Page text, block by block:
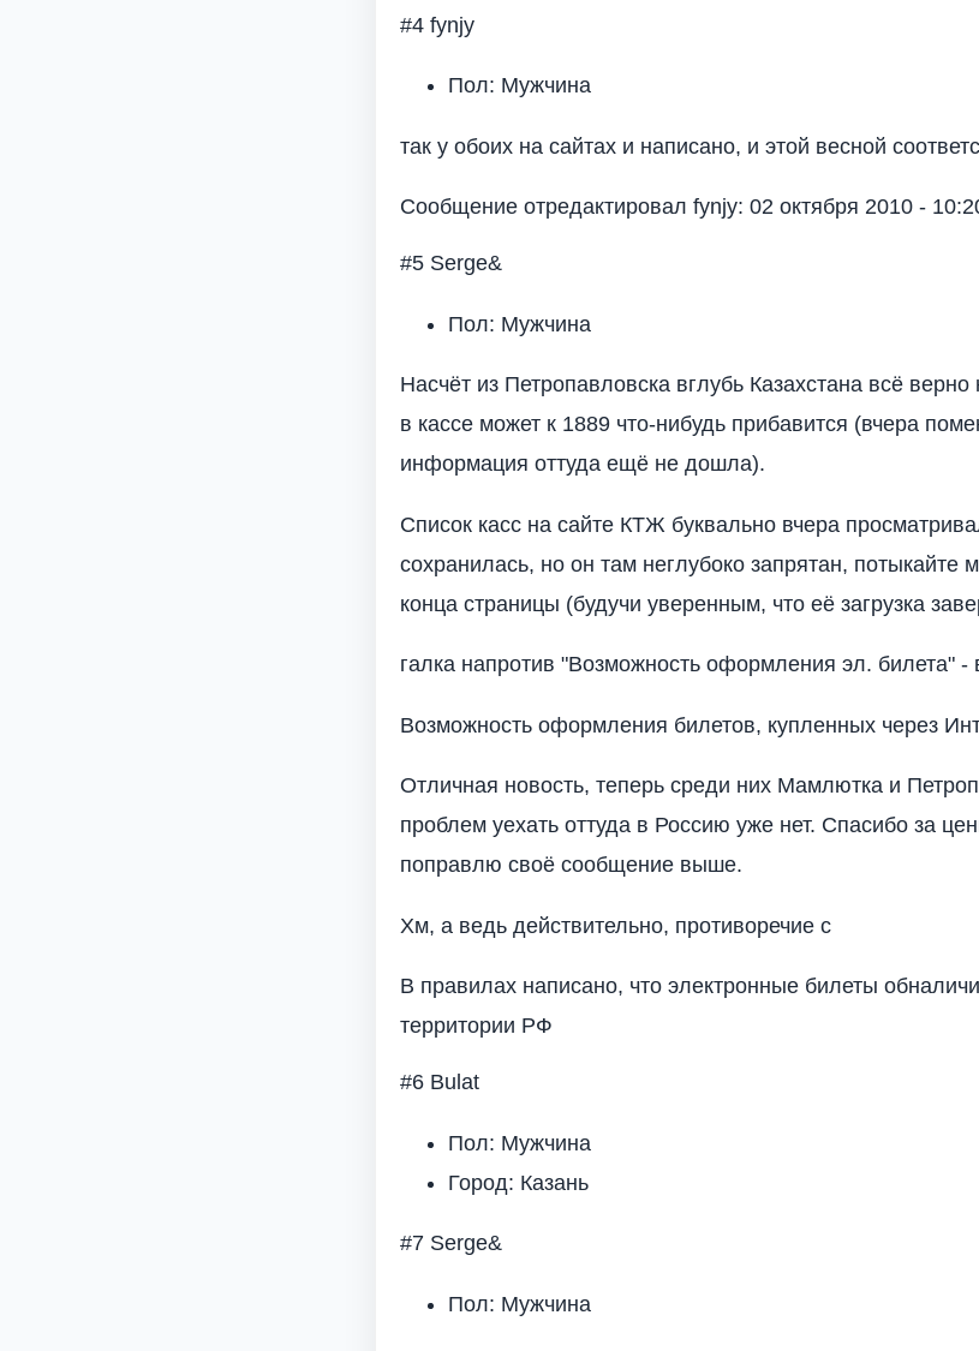
#4 fynjy
Пол: Мужчина
так у обоих на сайтах и написано, и этой весной
Сообщение отредактировал fynjy: 02 октября 2010 -
#5 Serge&
Пол: Мужчина
Насчёт из Петропавловска вглубь Казахстана всё
в кассе может к 1889 что-нибудь прибавится (вчера
информация оттуда ещё не дошла).
Список касс на сайте КТЖ буквально вчера
сохранилась, но он там неглубоко запрятан, потыкайте
конца страницы (будучи уверенным, что её загрузка
галка напротив "Возможность оформления эл. билета" -
Возможность оформления билетов, купленных через
Отличная новость, теперь среди них Мамлютка и
проблем уехать оттуда в Россию уже нет. Спасибо за
поправлю своё сообщение выше.
Хм, а ведь действительно, противоречие с
В правилах написано, что электронные билеты
территории РФ
#6 Bulat
Пол: Мужчина
Город: Казань
#7 Serge&
Пол: Мужчина